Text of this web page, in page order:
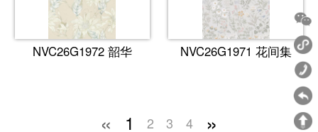
NVC26G1972 韶华 NVC26G1971 花间集
« 1 2 3 4 »